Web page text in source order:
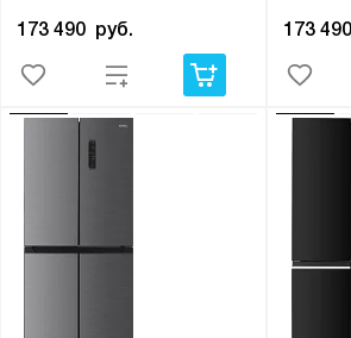
173 490 руб. 173 490